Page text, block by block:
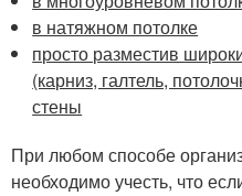
в натяжном потолке
просто разместив
(карниз, галтель,
стены
При любом способе
необходимо учесть, что